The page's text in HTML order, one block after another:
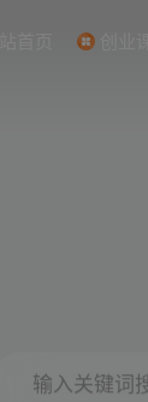
创业课
输入关键词